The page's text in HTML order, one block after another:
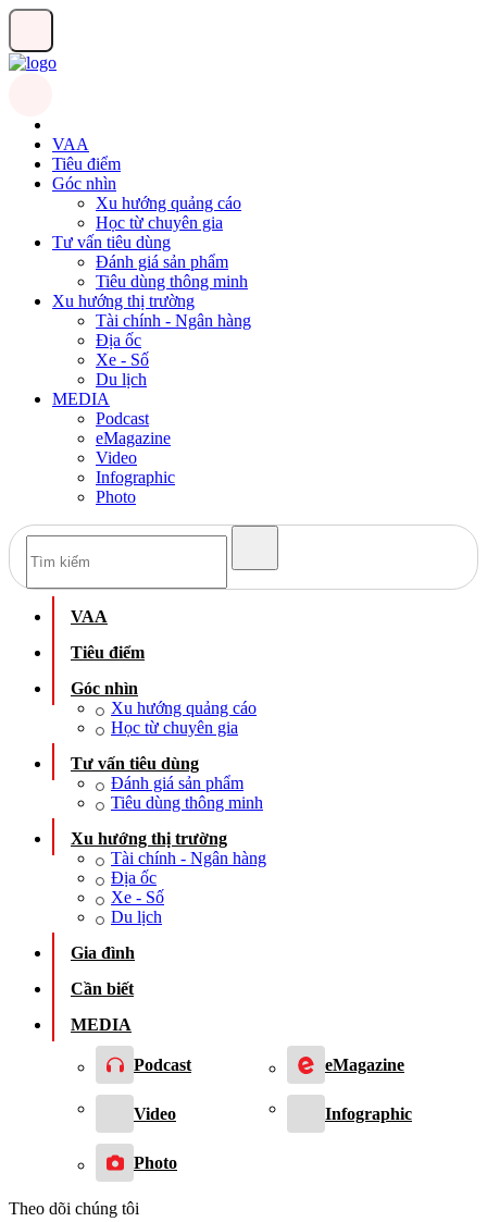
VAA
Tiêu điểm
Góc nhìn
Xu hướng quảng cáo
Học từ chuyên gia
Tư vấn tiêu dùng
Đánh giá sản phẩm
Tiêu dùng thông minh
Xu hướng thị trường
Tài chính - Ngân hàng
Địa ốc
Xe - Số
Du lịch
MEDIA
Podcast
eMagazine
Video
Infographic
Photo
VAA
Tiêu điểm
Góc nhìn
Xu hướng quảng cáo
Học từ chuyên gia
Tư vấn tiêu dùng
Đánh giá sản phẩm
Tiêu dùng thông minh
Xu hướng thị trường
Tài chính - Ngân hàng
Địa ốc
Xe - Số
Du lịch
Gia đình
Cần biết
MEDIA
Podcast eMagazine
Video Infographic
Photo
Theo dõi chúng tôi